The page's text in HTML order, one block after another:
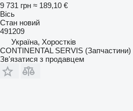
9 731 грн ≈ 189,10 €
Вісь
Стан новий
491209
Україна, Хоростків
CONTINENTAL SERVIS (Запчастини)
Зв'язатися з продавцем